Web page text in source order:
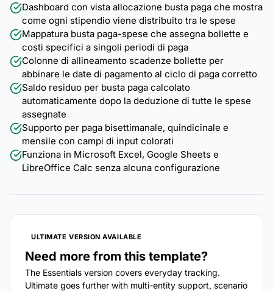
Dashboard con vista allocazione busta paga che mostra
come ogni stipendio viene distribuito tra le spese
Mappatura busta paga-spese che assegna bollette e
costi specifici a singoli periodi di paga
Colonne di allineamento scadenze bollette per
abbinare le date di pagamento al ciclo di paga corretto
Saldo residuo per busta paga calcolato
automaticamente dopo la deduzione di tutte le spese
assegnate
Supporto per paga bisettimanale, quindicinale e
mensile con campi di input colorati
Funziona in Microsoft Excel, Google Sheets e
LibreOffice Calc senza alcuna configurazione
ULTIMATE VERSION AVAILABLE
Need more from this template?
The Essentials version covers everyday tracking.
Ultimate goes further with multi-entity support, scenario